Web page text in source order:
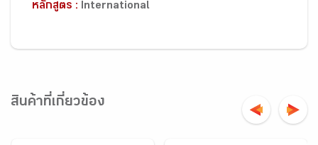
หลักสูตร : International
สินค้าที่เกี่ยวข้อง